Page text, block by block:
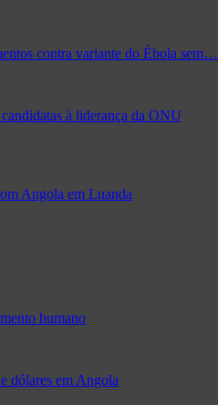
contra variante do Ébola sem…
à liderança da ONU
Angola em Luanda
humano
dólares em Angola